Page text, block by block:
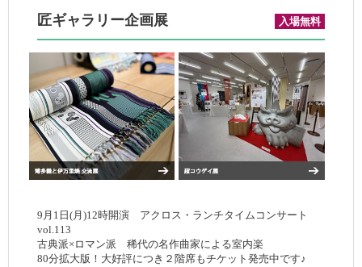
匠ギャラリー企画展 入場無料
9月1日(月)12時開演 アクロス・ランチタイムコンサート
vol.113
古典派×ロマン派 稀代の名作曲家による室内楽
80分拡大版！大好評につき２階席もチケット発売中です♪